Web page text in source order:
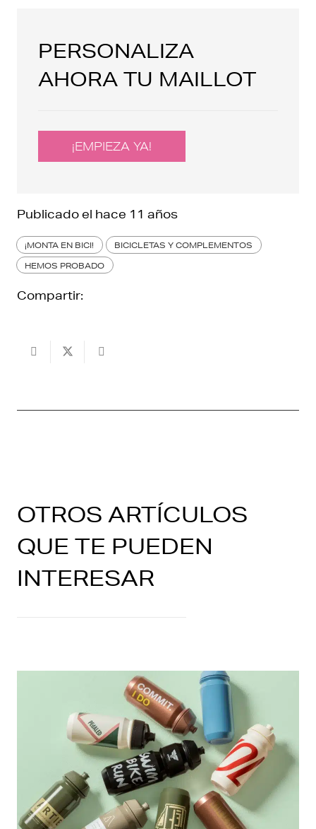
PERSONALIZA
AHORA TU MAILLOT
¡EMPIEZA YA!
Publicado el hace 11 años
¡MONTA EN BICI!
BICICLETAS Y COMPLEMENTOS
HEMOS PROBADO
Compartir:
OTROS ARTÍCULOS
QUE TE PUEDEN
INTERESAR